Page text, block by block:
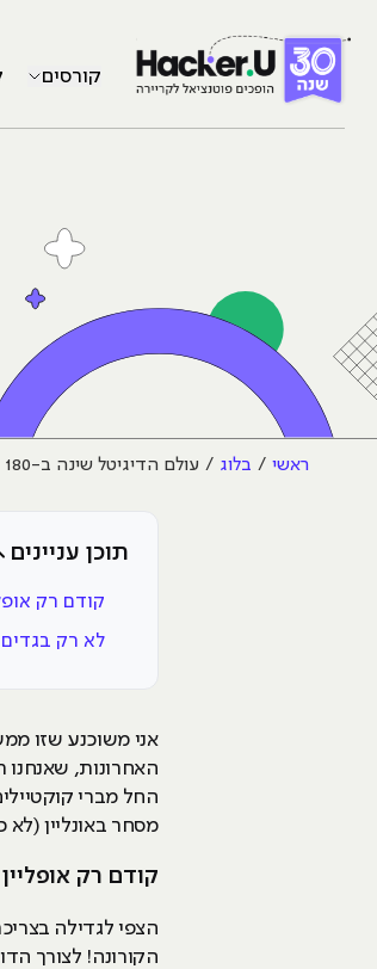
קורסים
ראשי בלוג עולם הדיגיטל שינה ב-180 מעלות את הרגלי הצריכה שלנו
תוכן עניינים
קודם רק
לא רק
אני משוכנע שזו
האחרונות, שאנחנו
מסחר באונליין
קודם רק
הצפי לגדילה
הקורונה! לצורך